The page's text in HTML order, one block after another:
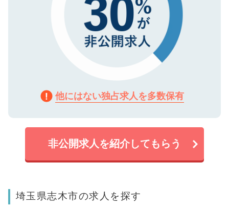
他にはない独占求人を多数保有
非公開求人を紹介してもらう
埼玉県志木市の求人を探す